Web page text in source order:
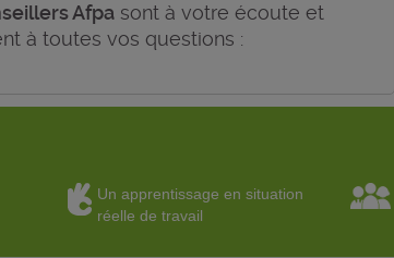
Afpa sont à votre écoute et
à toutes vos questions :
Un apprentissage en situation
réelle de travail